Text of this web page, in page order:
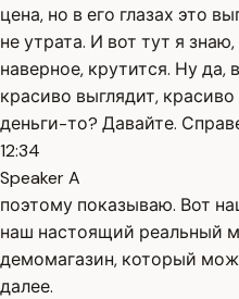
цена, но в его глазах это
не утрата. И вот тут я
наверное, крутится. Ну да,
красиво выглядит,
деньги-то? Давайте.
12:34
Speaker A
поэтому показываю. Вот
наш настоящий реальный
демомагазин, который
далее.